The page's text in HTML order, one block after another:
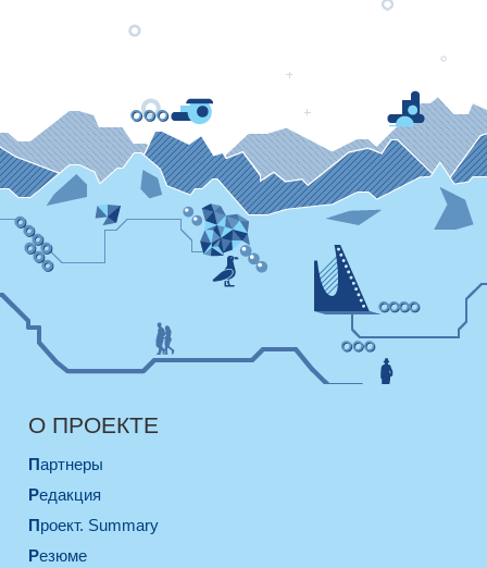
О ПРОЕКТЕ
Партнеры
Редакция
Проект. Summary
Резюме